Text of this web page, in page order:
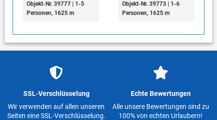
Objekt-Nr. 39777 | 1-5
Personen, 1625 m
Objekt-Nr. 39773 | 1-6
Personen, 1625 m
SSL-Verschlüsselung
Wir verwenden auf allen unseren
Seiten eine SSL-Verschlüsselung.
Echte Bewertungen
Alle unsere Bewertungen sind zu
100% von echten Urlaubern!